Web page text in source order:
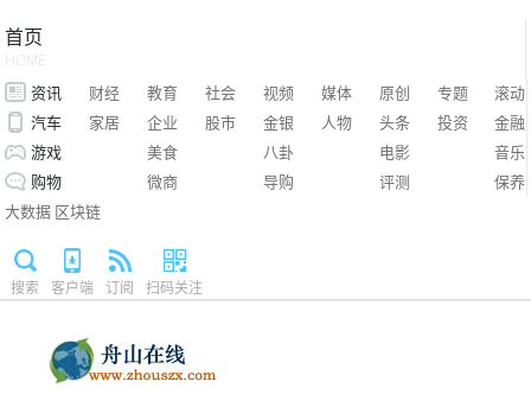
首页
HOME
资讯 财经 教育 社会 视频 媒体 原创 专题
滚动
汽车
家居 企业 股市 金银 人物 头条 投资
金融
游戏
美食 八卦 电影
音乐
购物
微商 导购 评测
保养
大数据 区块链
搜索 客户端 订阅 扫码关注